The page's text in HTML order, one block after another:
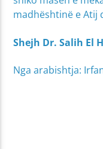
madhështinë e Atij
Shejh Dr. Salih El
Nga arabishtja: